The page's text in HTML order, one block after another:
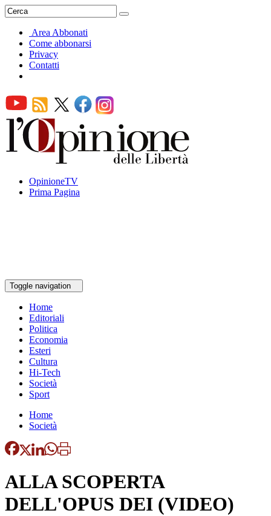
Area Abbonati
Come abbonarsi
Privacy
Contatti
OpinioneTV
Prima Pagina
Toggle navigation
Home
Editoriali
Politica
Economia
Esteri
Cultura
Hi-Tech
Società
Sport
Home
Società
ALLA SCOPERTA
DELL'OPUS DEI (VIDEO)